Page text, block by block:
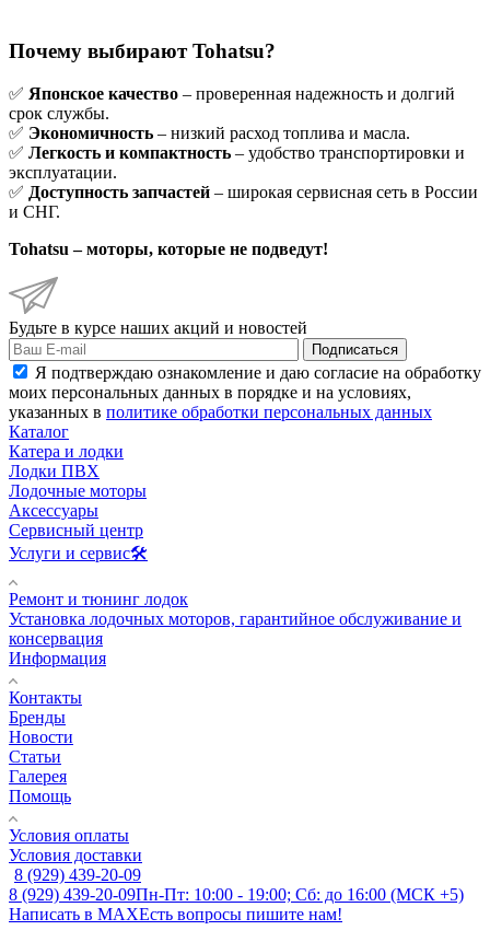
Почему выбирают Tohatsu?
✅ Японское качество – проверенная надежность и долгий
срок службы.
✅ Экономичность – низкий расход топлива и масла.
✅ Легкость и компактность – удобство транспортировки и
эксплуатации.
✅ Доступность запчастей – широкая сервисная сеть в России
и СНГ.
Tohatsu – моторы, которые не подведут!
Будьте в курсе наших акций и новостей
Подписаться
Я подтверждаю ознакомление и даю согласие на обработку
моих персональных данных в порядке и на условиях,
указанных в политике обработки персональных данных
Каталог
Катера и лодки
Лодки ПВХ
Лодочные моторы
Аксессуары
Сервисный центр
Услуги и сервис🛠️
Ремонт и тюнинг лодок
Установка лодочных моторов, гарантийное обслуживание и
консервация
Информация
Контакты
Бренды
Новости
Статьи
Галерея
Помощь
Условия оплаты
Условия доставки
8 (929) 439-20-09
8 (929) 439-20-09Пн-Пт: 10:00 - 19:00; Сб: до 16:00 (МСК +5)
Написать в MAXЕсть вопросы пишите нам!